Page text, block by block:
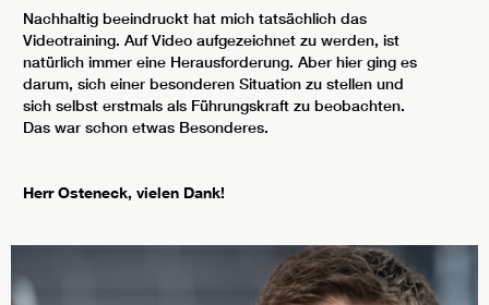
Nachhaltig beeindruckt hat mich tatsächlich das
Videotraining. Auf Video aufgezeichnet zu werden, ist
natürlich immer eine Herausforderung. Aber hier ging es
darum, sich einer besonderen Situation zu stellen und
sich selbst erstmals als Führungskraft zu beobachten.
Das war schon etwas Besonderes.
Herr Osteneck, vielen Dank!